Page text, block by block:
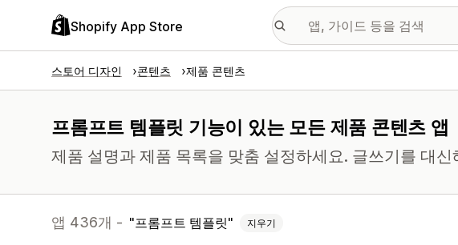
Shopify App Store
스토어 디자인 콘텐츠 제품 콘텐츠
프롬프트 템플릿 기능이 있는 모든 제품 콘텐츠 앱
제품 설명과 제품 목록을 맞춤 설정하세요. 글쓰기를 대
앱 436개 - 프롬프트 템플릿 지우기